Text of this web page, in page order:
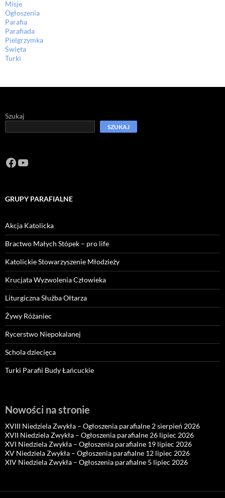
Misje
Ogłoszenia
Parafia
Parafiada
Pielgrzymka
Święta
Turki
Szukaj
SZUKAJ
Facebook
https://www.youtube.com/channel/
GRUPY PARAFIALNE
Akcja Katolicka
Bractwo Małych Stópek – pro life
Katolickie Stowarzyszenie Młodzieży
Krucjata Wyzwolenia Człowieka
Liturgiczna Służba Ołtarza
Żywy Różaniec
Rycerstwo Niepokalanej
Schola dziecięca
Turki Parafii Budy Łańcuckie
Nowości na stronie
XVIII Niedziela Zwykła – Ogłoszenia parafialne 2 sierpień 2026
XVII Niedziela Zwykła – Ogłoszenia parafialne 26 lipiec 2026
XVI Niedziela Zwykła – Ogłoszenia parafialne 19 lipiec 2026
XV Niedziela Zwykła – Ogłoszenia parafialne 12 lipiec 2026
XIV Niedziela Zwykła – Ogłoszenia parafialne 5 lipiec 2026